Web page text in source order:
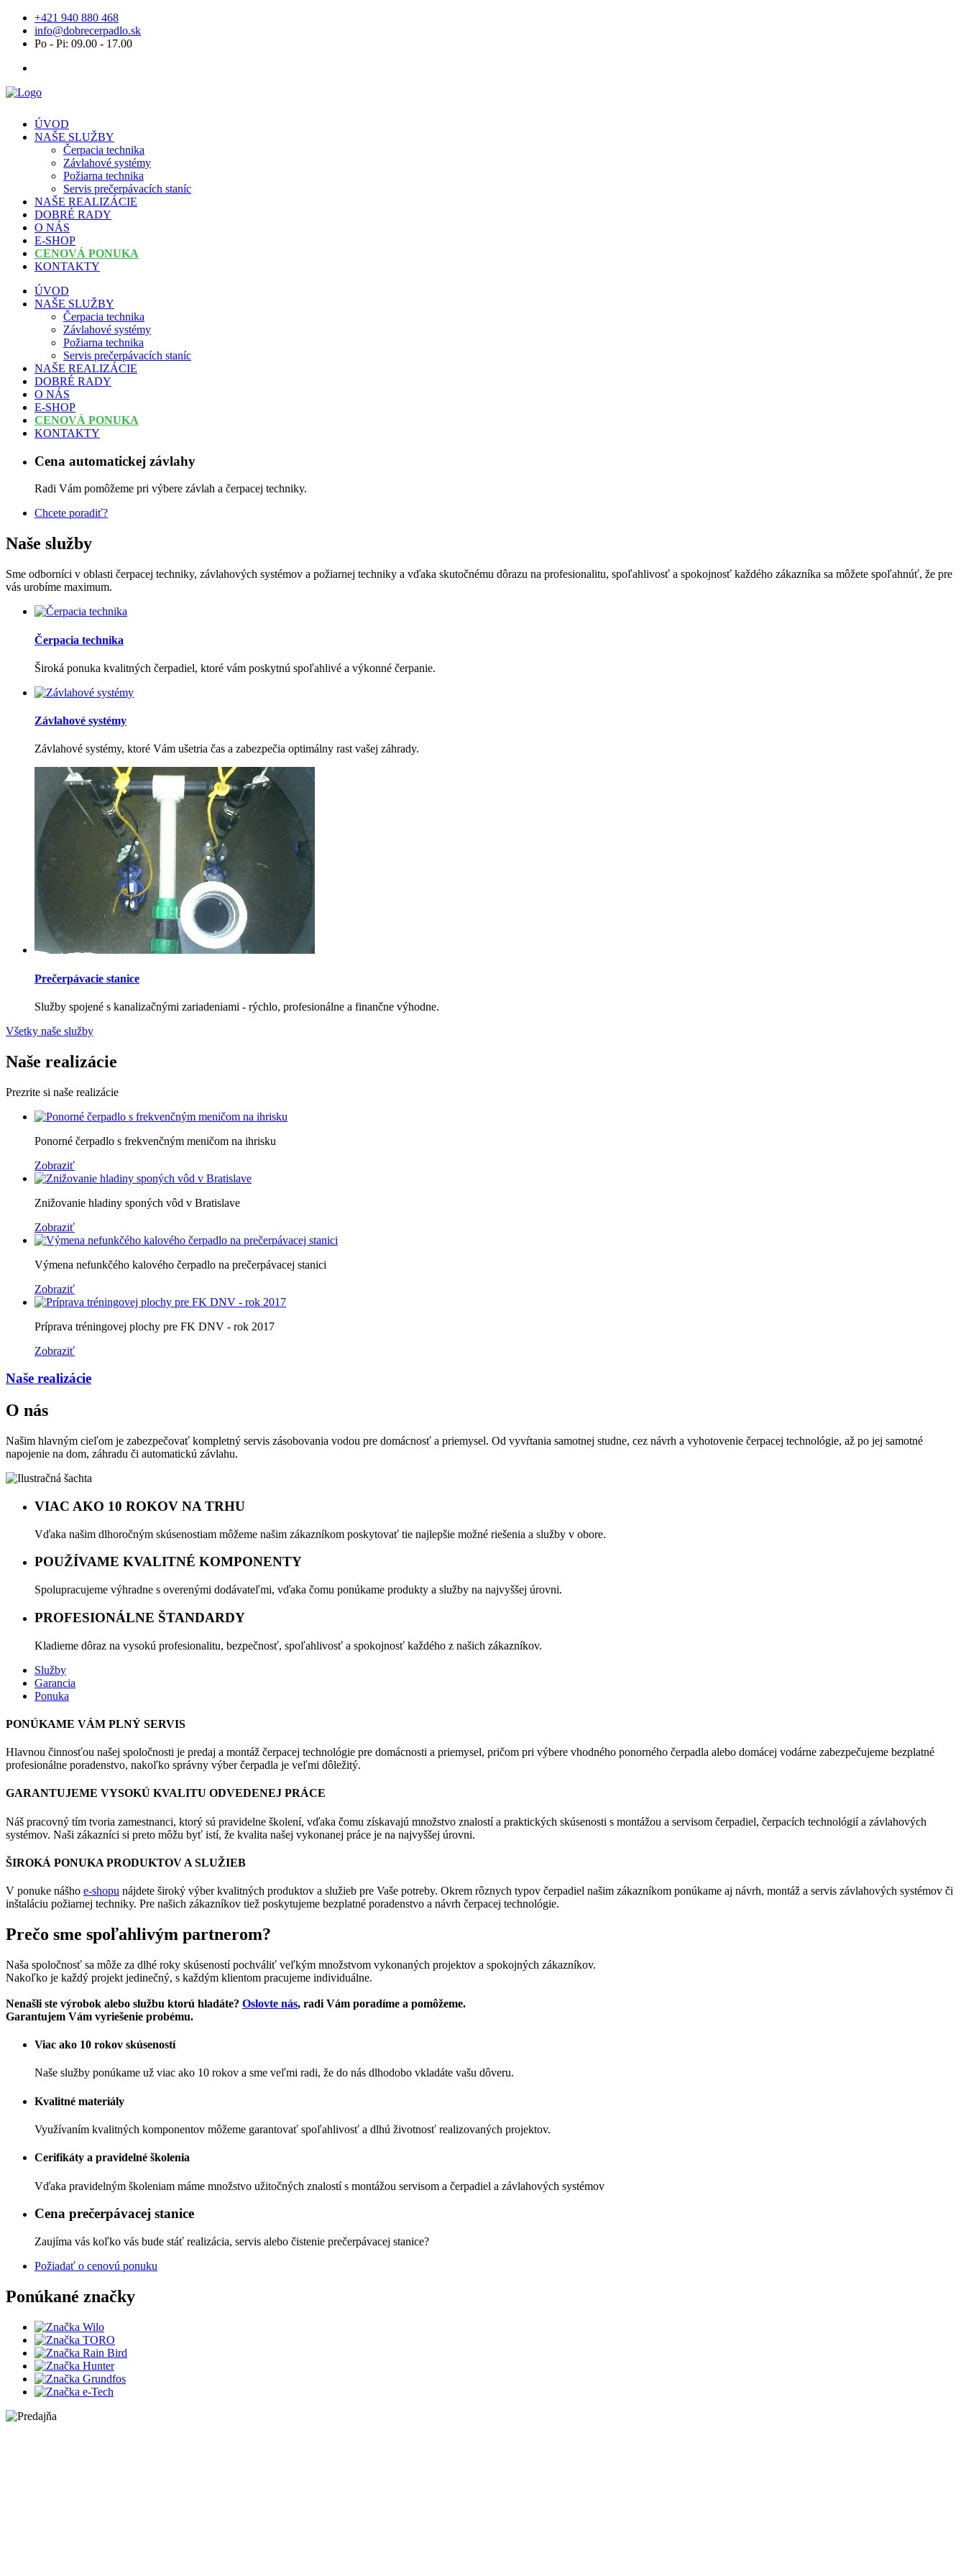
+421 940 880 468
info@dobrecerpadlo.sk
Po - Pi: 09.00 - 17.00
ÚVOD
NAŠE SLUŽBY
Čerpacia technika
Závlahové systémy
Požiarna technika
Servis prečerpávacích staníc
NAŠE REALIZÁCIE
DOBRÉ RADY
O NÁS
E-SHOP
CENOVÁ PONUKA
KONTAKTY
ÚVOD
NAŠE SLUŽBY
Čerpacia technika
Závlahové systémy
Požiarna technika
Servis prečerpávacích staníc
NAŠE REALIZÁCIE
DOBRÉ RADY
O NÁS
E-SHOP
CENOVÁ PONUKA
KONTAKTY
Cena automatickej závlahy
Radi Vám pomôžeme pri výbere závlah a čerpacej techniky.
Chcete poradiť?
Naše služby
Sme odborníci v oblasti čerpacej techniky, závlahových systémov a požiarnej techniky a vďaka skutočnému dôrazu na profesionalitu, spoľahlivosť a spokojnosť každého zákazníka sa môžete spoľahnúť, že pre
vás urobíme maximum.
Čerpacia technika
Široká ponuka kvalitných čerpadiel, ktoré vám poskytnú spoľahlivé a výkonné čerpanie.
Závlahové systémy
Závlahové systémy, ktoré Vám ušetria čas a zabezpečia optimálny rast vašej záhrady.
Prečerpávacie stanice
Služby spojené s kanalizačnými zariadeniami - rýchlo, profesionálne a finančne výhodne.
Všetky naše služby
Naše realizácie
Prezrite si naše realizácie
Ponorné čerpadlo s frekvenčným meničom na ihrisku
Zobraziť
Znižovanie hladiny sponých vôd v Bratislave
Zobraziť
Výmena nefunkčého kalového čerpadlo na prečerpávacej stanici
Zobraziť
Príprava tréningovej plochy pre FK DNV - rok 2017
Zobraziť
Naše realizácie
O nás
Našim hlavným cieľom je zabezpečovať kompletný servis zásobovania vodou pre domácnosť a priemysel. Od vyvŕtania samotnej studne, cez návrh a vyhotovenie čerpacej technológie, až po jej samotné
napojenie na dom, záhradu či automatickú závlahu.
VIAC AKO 10 ROKOV NA TRHU
Vďaka našim dlhoročným skúsenostiam môžeme našim zákazníkom poskytovať tie najlepšie možné riešenia a služby v obore.
POUŽÍVAME KVALITNÉ KOMPONENTY
Spolupracujeme výhradne s overenými dodávateľmi, vďaka čomu ponúkame produkty a služby na najvyššej úrovni.
PROFESIONÁLNE ŠTANDARDY
Kladieme dôraz na vysokú profesionalitu, bezpečnosť, spoľahlivosť a spokojnosť každého z našich zákazníkov.
Služby
Garancia
Ponuka
PONÚKAME VÁM PLNÝ SERVIS
Hlavnou činnosťou našej spoločnosti je predaj a montáž čerpacej technológie pre domácnosti a priemysel, pričom pri výbere vhodného ponorného čerpadla alebo domácej vodárne zabezpečujeme bezplatné
profesionálne poradenstvo, nakoľko správny výber čerpadla je veľmi dôležitý.
GARANTUJEME VYSOKÚ KVALITU ODVEDENEJ PRÁCE
Náš pracovný tím tvoria zamestnanci, ktorý sú pravidelne školení, vďaka čomu získavajú množstvo znalostí a praktických skúsenosti s montážou a servisom čerpadiel, čerpacích technológií a závlahových
systémov. Naši zákazníci si preto môžu byť istí, že kvalita našej vykonanej práce je na najvyššej úrovni.
ŠIROKÁ PONUKA PRODUKTOV A SLUŽIEB
V ponuke nášho e-shopu nájdete široký výber kvalitných produktov a služieb pre Vaše potreby. Okrem rôznych typov čerpadiel našim zákazníkom ponúkame aj návrh, montáž a servis závlahových systémov či
inštaláciu požiarnej techniky. Pre našich zákazníkov tiež poskytujeme bezplatné poradenstvo a návrh čerpacej technológie.
Prečo sme spoľahlivým partnerom?
Naša spoločnosť sa môže za dlhé roky skúseností pochváliť veľkým množstvom vykonaných projektov a spokojných zákazníkov.
Nakoľko je každý projekt jedinečný, s každým klientom pracujeme individuálne.
Nenašli ste výrobok alebo službu ktorú hladáte? Oslovte nás, radi Vám poradíme a pomôžeme.
Garantujem Vám vyriešenie probému.
Viac ako 10 rokov skúseností
Naše služby ponúkame už viac ako 10 rokov a sme veľmi radi, že do nás dlhodobo vkladáte vašu dôveru.
Kvalitné materiály
Využívaním kvalitných komponentov môžeme garantovať spoľahlivosť a dlhú životnosť realizovaných projektov.
Cerifikáty a pravidelné školenia
Vďaka pravidelným školeniam máme množstvo užitočných znalostí s montážou servisom a čerpadiel a závlahových systémov
Cena prečerpávacej stanice
Zaujíma vás koľko vás bude stáť realizácia, servis alebo čistenie prečerpávacej stanice?
Požiadať o cenovú ponuku
Ponúkané značky